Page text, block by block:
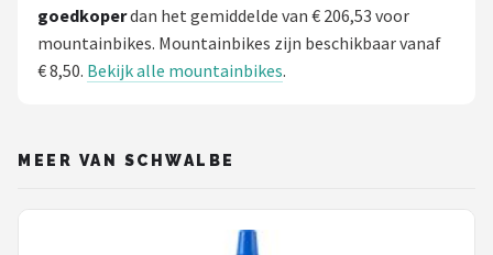
goedkoperdan het gemiddelde van € 206,53 voor
mountainbikes. Mountainbikes zijn beschikbaar vanaf
€ 8,50. Bekijk alle mountainbikes.
MEER VAN SCHWALBE